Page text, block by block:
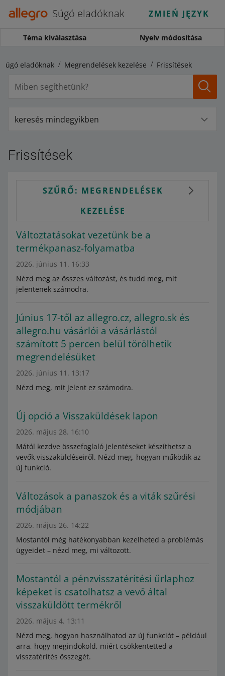
Súgó eladóknak ZMIEŃ JĘZYK
Téma kiválasztása Nyelv módosítása
Súgó eladóknak Megrendelések kezelése Frissítések
keresés mindegyikben
Frissítések
SZŰRŐ: MEGRENDELÉSEK
KEZELÉSE
Változtatásokat vezetünk be a
termékpanasz-folyamatba
2026. június 11. 16:33
Nézd meg az összes változást, és tudd meg, mit
jelentenek számodra.
Június 17-től az allegro.cz, allegro.sk és
allegro.hu vásárlói a vásárlástól
számított 5 percen belül törölhetik
megrendelésüket
2026. június 11. 13:17
Nézd meg, mit jelent ez számodra.
Új opció a Visszaküldések lapon
2026. május 28. 16:10
Mától kezdve összefoglaló jelentéseket készíthetsz a
vevők visszaküldéseiről. Nézd meg, hogyan működik az
új funkció.
Változások a panaszok és a viták szűrési
módjában
2026. május 26. 14:22
Mostantól még hatékonyabban kezelheted a problémás
ügyeidet – nézd meg, mi változott.
Mostantól a pénzvisszatérítési űrlaphoz
képeket is csatolhatsz a vevő által
visszaküldött termékről
2026. május 4. 13:11
Nézd meg, hogyan használhatod az új funkciót – például
arra, hogy megindokold, miért csökkentetted a
visszatérítés összegét.